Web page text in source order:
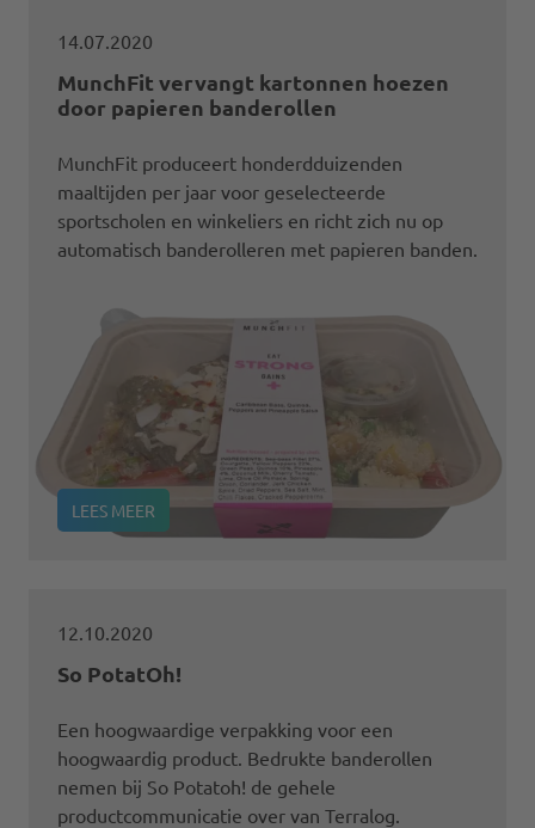
14.07.2020
MunchFit vervangt kartonnen hoezen
door papieren banderollen
MunchFit produceert honderdduizenden
maaltijden per jaar voor geselecteerde
sportscholen en winkeliers en richt zich nu op
automatisch banderolleren met papieren banden.
LEES MEER
12.10.2020
So PotatOh!
Een hoogwaardige verpakking voor een
hoogwaardig product. Bedrukte banderollen
nemen bij So Potatoh! de gehele
productcommunicatie over van Terralog.